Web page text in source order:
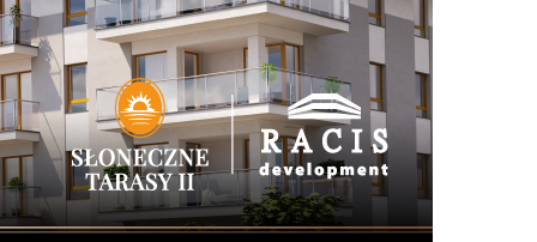
Z życia miasta
Sport
Kultura
Wiadomości z regionu